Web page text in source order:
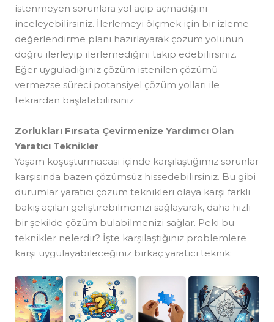
istenmeyen sorunlara yol açıp açmadığını
inceleyebilirsiniz. İlerlemeyi ölçmek için bir izleme
değerlendirme planı hazırlayarak çözüm yolunun
doğru ilerleyip ilerlemediğini takip edebilirsiniz.
Eğer uyguladığınız çözüm istenilen çözümü
vermezse süreci potansiyel çözüm yolları ile
tekrardan başlatabilirsiniz.
Zorlukları Fırsata Çevirmenize Yardımcı Olan
Yaratıcı Teknikler
Yaşam koşuşturmacası içinde karşılaştığımız sorunlar
karşısında bazen çözümsüz hissedebilirsiniz. Bu gibi
durumlar yaratıcı çözüm teknikleri olaya karşı farklı
bakış açıları geliştirebilmenizi sağlayarak, daha hızlı
bir şekilde çözüm bulabilmenizi sağlar. Peki bu
teknikler nelerdir? İşte karşılaştığınız problemlere
karşı uygulayabileceğiniz birkaç yaratıcı teknik: